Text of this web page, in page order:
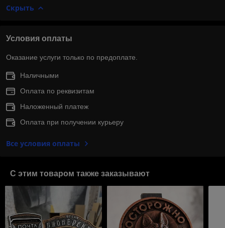
Скрыть
Условия оплаты
Оказание услуги только по предоплате.
Наличными
Оплата по реквизитам
Наложенный платеж
Оплата при получении курьеру
Все условия оплаты
С этим товаром также заказывают